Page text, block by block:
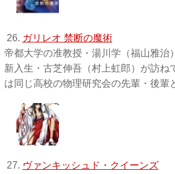
26. ガリレオ 禁断の魔術
帝都大学の准教授・湯川学（福山雅治
新入生・古芝伸吾（村上虹郎）が訪ね
は同じ高校の物理研究会の先輩・後輩
27. ヴァンキッシュド・クイーンズ